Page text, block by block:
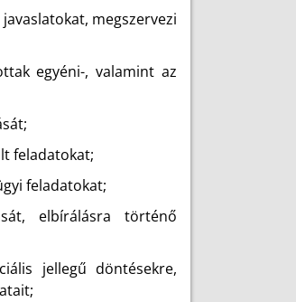
megszervezi
egyéni-, valamint az
feladatokat;
feladatokat;
elbírálásra történő
jellegű döntésekre,